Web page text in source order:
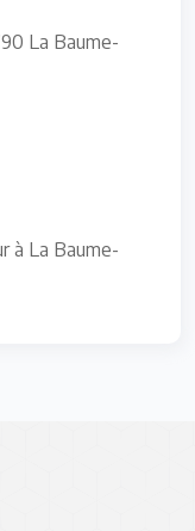
La Baume-
à La Baume-